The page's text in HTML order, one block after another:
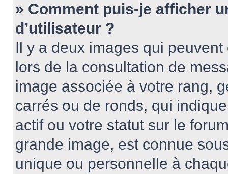
» Comment puis-je afficher
d’utilisateur ?
Il y a deux images qui
lors de la consultation de
image associée à votre rang,
carrés ou de ronds, qui
actif ou votre statut sur le
grande image, est connue
unique ou personnelle à